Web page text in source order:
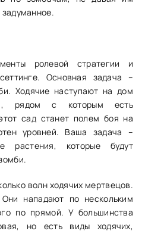
ролевой стратегии и
Основная задача –
Ходячие наступают на дом
рядом с которым есть
сад станет полем боя на
уровней. Ваша задача –
растения, которые будут
волн ходячих мертвецов.
нападают по нескольким
по прямой. У большинства
но есть виды ходячих,